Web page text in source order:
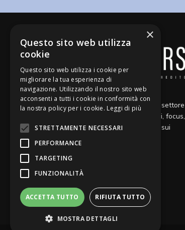
Diamo voce a riflessioni,
aggiornamenti e opinioni sul settore
del credito, ospitando articoli, focus,
approfondimenti e interviste sui
×
Questo sito web utilizza
cookie
Questo sito web utilizza i cookie per
migliorare la tua esperienza di
navigazione. Utilizzando il nostro sito web
acconsenti a tutti i cookie in conformità con
la nostra policy per i cookie. Leggi di più
STRETTAMENTE NECESSARI
PERFORMANCE
TARGETING
FUNZIONALITÀ
ACCETTA TUTTO RIFIUTA TUTTO
MOSTRA DETTAGLI